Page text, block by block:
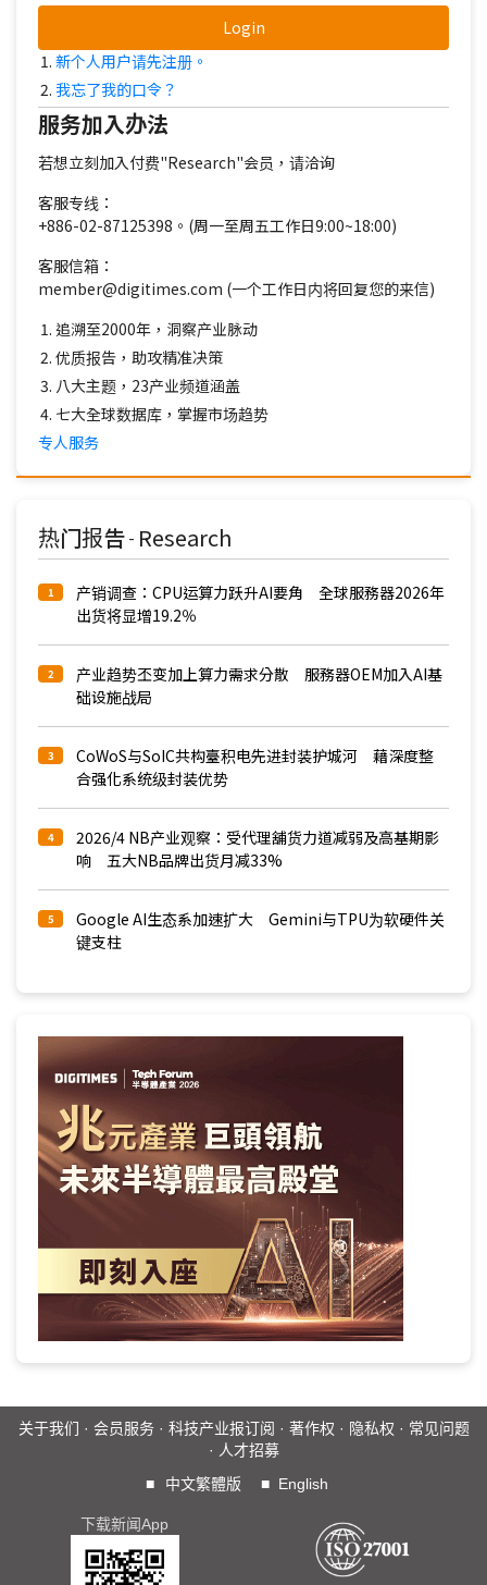
Login
新个人用户请先注册。
我忘了我的口令？
服务加入办法
若想立刻加入付费"Research"会员，请洽询
客服专线：
+886-02-87125398。(周一至周五工作日9:00~18:00)
客服信箱：
member@digitimes.com (一个工作日内将回复您的来信)
追溯至2000年，洞察产业脉动
优质报告，助攻精准决策
八大主题，23产业频道涵盖
七大全球数据库，掌握市场趋势
专人服务
热门报告 - Research
1
产销调查：CPU运算力跃升AI要角 全球服務器2026年
出货将显增19.2％
2
产业趋势丕变加上算力需求分散 服務器OEM加入AI基
础设施战局
3
CoWoS与SoIC共构臺积电先进封装护城河 藉深度整
合强化系统级封装优势
4
2026/4 NB产业观察：受代理舖货力道减弱及高基期影
响 五大NB品牌出货月减33%
5
Google AI生态系加速扩大 Gemini与TPU为软硬件关
键支柱
关于我们 · 会员服务· 科技产业报订阅 · 著作权 · 隐私权 · 常见问题
· 人才招募
■
中文繁體版 ■ English
下载新闻App